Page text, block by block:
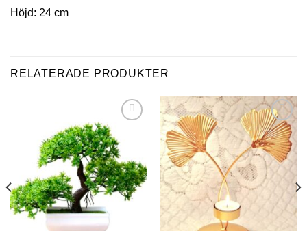
Höjd: 24 cm
RELATERADE PRODUKTER
wishlist
Add to
wishlist